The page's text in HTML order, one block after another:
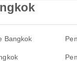
Bangkok